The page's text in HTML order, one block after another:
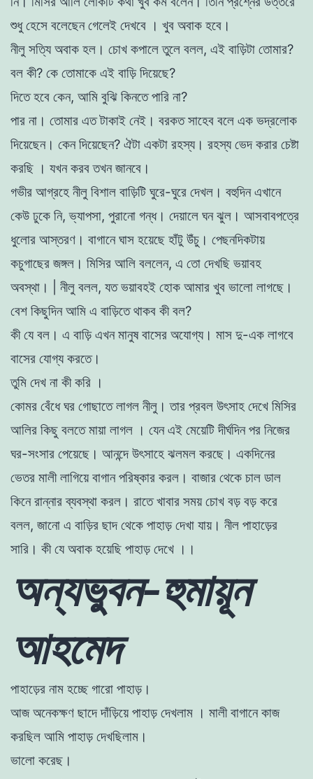
শুধু হেসে বলেছেন গেলেই দেখবে । খুব অবাক হবে।
নীলু সত্যি অবাক হল। চোখ কপালে তুলে বলল, এই বাড়িটা তােমার?
বল কী? কে তােমাকে এই বাড়ি দিয়েছে?
দিতে হবে কেন, আমি বুঝি কিনতে পারি না?
পার না। তােমার এত টাকাই নেই। বরকত সাহেব বলে এক ভদ্রলােক
দিয়েছেন। কেন দিয়েছেন? ঐটা একটা রহস্য। রহস্য ভেদ করার চেষ্টা
করছি । যখন করব তখন জানবে।
গভীর আগ্রহে নীলু বিশাল বাড়িটি ঘুরে-ঘুরে দেখল। বহুদিন এখানে
কেউ ঢুকে নি, ভ্যাপসা, পুরানাে গন্ধ। দেয়ালে ঘন ঝুল। আসবাবপত্রে
ধুলাের আস্তরণ। বাগানে ঘাস হয়েছে হাঁটু উঁচু। পেছনদিকটায়
কচুগাছের জঙ্গল। মিসির আলি বললেন, এ তাে দেখছি ভয়াবহ
অবস্থা। | নীলু বলল, যত ভয়াবহই হােক আমার খুব ভালাে লাগছে।
বেশ কিছুদিন আমি এ বাড়িতে থাকব কী বল?
কী যে বল। এ বাড়ি এখন মানুষ বাসের অযােগ্য। মাস দু-এক লাগবে
বাসের যােগ্য করতে।
তুমি দেখ না কী করি ।
কোমর বেঁধে ঘর গােছাতে লাগল নীলু। তার প্রবল উৎসাহ দেখে মিসির
আলির কিছু বলতে মায়া লাগল । যেন এই মেয়েটি দীর্ঘদিন পর নিজের
ঘর-সংসার পেয়েছে। আনন্দে উৎসাহে ঝলমল করছে। একদিনের
ভেতর মালী লাগিয়ে বাগান পরিষ্কার করল। বাজার থেকে চাল ডাল
কিনে রান্নার ব্যবস্থা করল। রাতে খাবার সময় চোখ বড়বড় করে
বলল, জানাে এ বাড়ির ছাদ থেকে পাহাড় দেখা যায়। নীল পাহাড়ের
সারি। কী যে অবাক হয়েছি পাহাড় দেখে ।।
অন্যভুবন-হুমায়ূন
আহমেদ
পাহাড়ের নাম হচ্ছে গারাে পাহাড়।
আজ অনেকক্ষণ ছাদে দাঁড়িয়ে পাহাড় দেখলাম । মালী বাগানে কাজ
করছিল আমি পাহাড় দেখছিলাম।
ভালাে করেছ।